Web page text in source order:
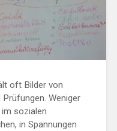
oft Bilder von
Weniger
sozialen
in Spannungen